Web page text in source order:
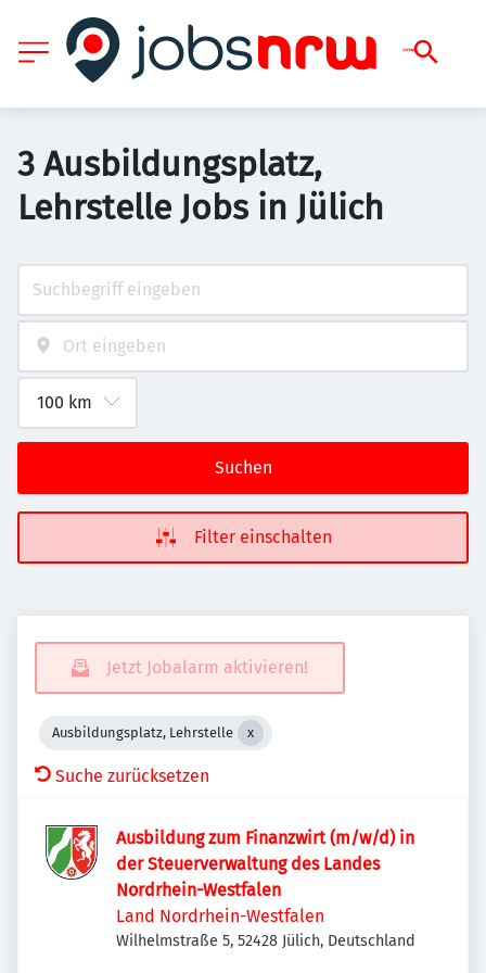
3 Ausbildungsplatz,
Lehrstelle Jobs in Jülich
Suchen
Filter einschalten
Jetzt Jobalarm aktivieren!
Ausbildungsplatz, Lehrstelle
Suche zurücksetzen
Ausbildung zum Finanzwirt (m/w/d) in
der Steuerverwaltung des Landes
Nordrhein-Westfalen
Land Nordrhein-Westfalen
Wilhelmstraße 5, 52428 Jülich, Deutschland